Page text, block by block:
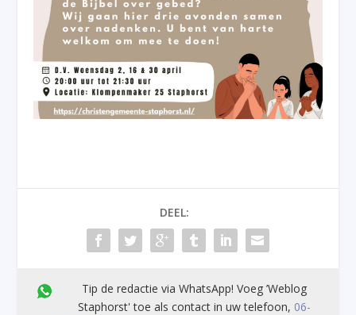
DEEL:
Tip de redactie via WhatsApp! Voeg ’Weblog
Staphorst' toe als contact in uw telefoon, 06-